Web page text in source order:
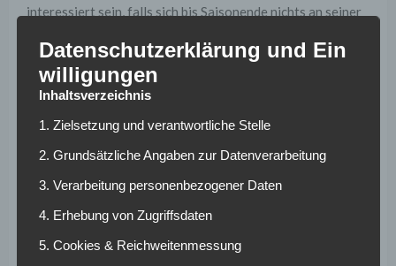
interessiert sein, falls sich bis Saisonende nichts an seiner
Mit Julian Weigl, Nuri Sahin, Mahmoud Dahoud, Gonzalo
Castro und Sebastian Rode besitzt die Borussia bereits
Spielern überzeugte in der letzten Zeit keiner, weshalb
Marko Rog in Dortmund durchaus Chancen auf Spielzeit
Defensivarbeit aus. Zudem gelingt es ihm immer wieder
durch Dribblings die gegnerischen Abwehrreihen zu
durchdringen. Klare Defizite sind aber noch bei seinem
Datenschutzerklärung und Ein
willigungen
Inhaltsverzeichnis
1. Zielsetzung und verantwortliche Stelle
2. Grundsätzliche Angaben zur Datenverarbeitung
3. Verarbeitung personenbezogener Daten
4. Erhebung von Zugriffsdaten
5. Cookies & Reichweitenmessung